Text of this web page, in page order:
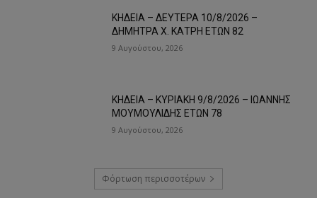
ΚΗΔΕΙΑ – ΔΕΥΤΕΡΑ 10/8/2026 –
ΔΗΜΗΤΡΑ Χ. ΚΑΤΡΗ ΕΤΩΝ 82
9 Αυγούστου, 2026
ΚΗΔΕΙΑ – ΚΥΡΙΑΚΗ 9/8/2026 – ΙΩΑΝΝΗΣ
ΜΟΥΜΟΥΛΙΔΗΣ ΕΤΩΝ 78
9 Αυγούστου, 2026
Φόρτωση περισσοτέρων